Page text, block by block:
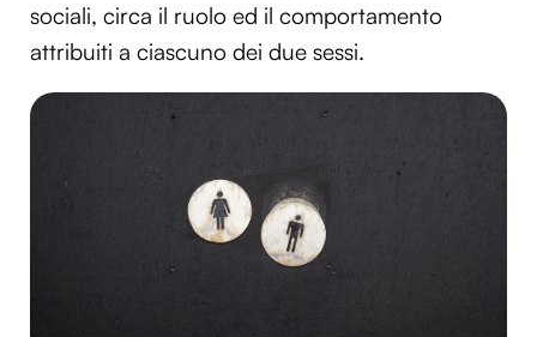
sociali, circa il ruolo ed il comportamento
attribuiti a ciascuno dei due sessi.